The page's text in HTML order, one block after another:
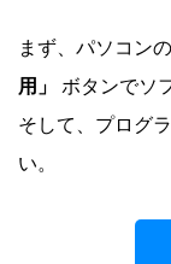
まず、パソコン
用」
ボタンでソ
そして、プログ
い。